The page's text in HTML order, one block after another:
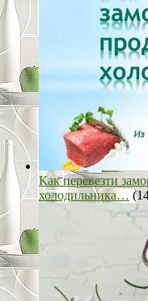
Как перевезти
холодильника…